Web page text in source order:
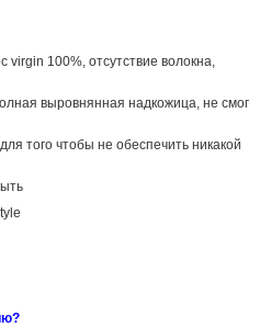
virgin 100%, отсутствие волокна,
выровнянная надкожица, не смог
того чтобы не обеспечить никакой